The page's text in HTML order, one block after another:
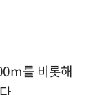
를 비롯해